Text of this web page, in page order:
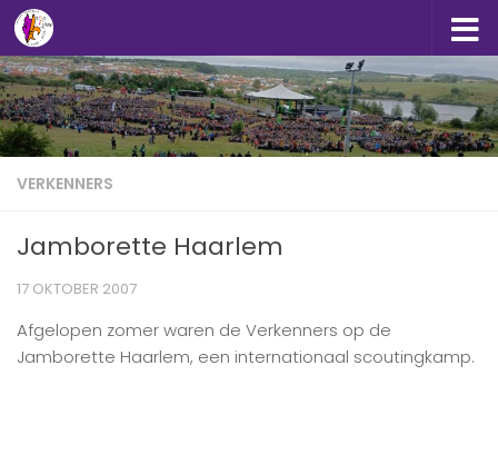
Doorgaan naar inhoud
VERKENNERS
Jamborette Haarlem
17 OKTOBER 2007
Afgelopen zomer waren de Verkenners op de
Jamborette Haarlem, een internationaal scoutingkamp.